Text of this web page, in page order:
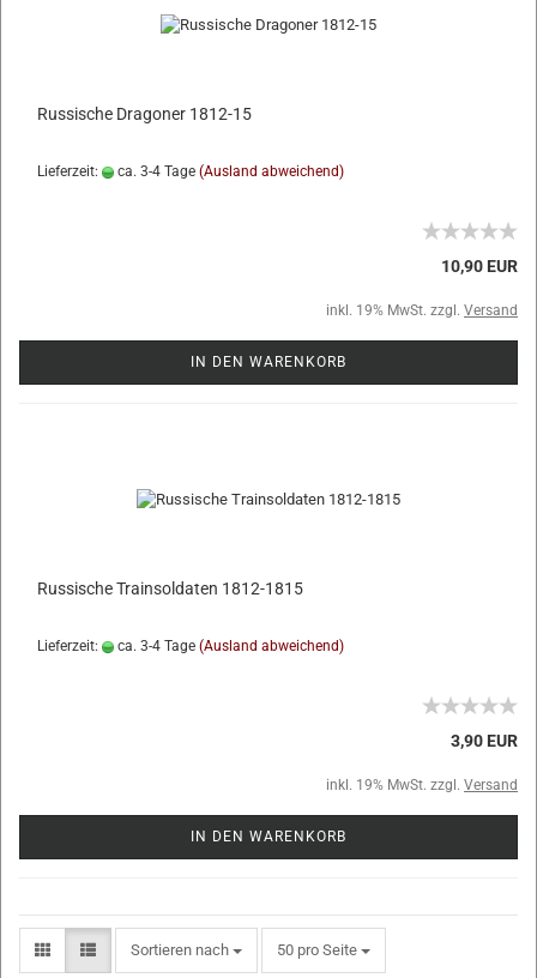
Russische Dragoner 1812-15
Lieferzeit: ca. 3-4 Tage (Ausland abweichend)
10,90 EUR
inkl. 19% MwSt. zzgl. Versand
IN DEN WARENKORB
Russische Trainsoldaten 1812-1815
Lieferzeit: ca. 3-4 Tage (Ausland abweichend)
3,90 EUR
inkl. 19% MwSt. zzgl. Versand
IN DEN WARENKORB
Sortieren nach 50 pro Seite